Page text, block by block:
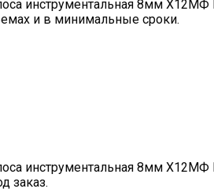
инструментальная 8мм
и в минимальные сроки.
инструментальная 8мм Х12МФ
заказ.